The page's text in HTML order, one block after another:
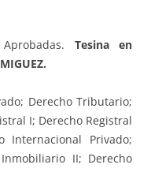
Tesina en
Derecho Tributario;
I; Derecho Registral
Internacional Privado;
II; Derecho